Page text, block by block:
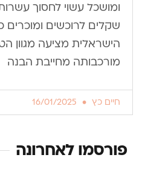
ומושכל עשוי לחסוך
שקלים לרוכשים
הישראלית מציעה מגוון
מורכבותה מחייבת הבנה
חיים כץ
פורסמו לאחרונה